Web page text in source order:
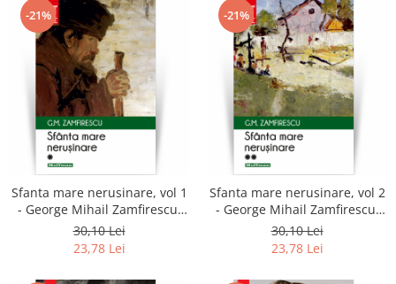
-21%
Sfanta mare nerusinare, vol 1
- George Mihail Zamfirescu,
Editia 2021
30,10 Lei
23,78 Lei
-21%
Sfanta mare nerusinare, vol 2
- George Mihail Zamfirescu,
Editia 2021
30,10 Lei
23,78 Lei